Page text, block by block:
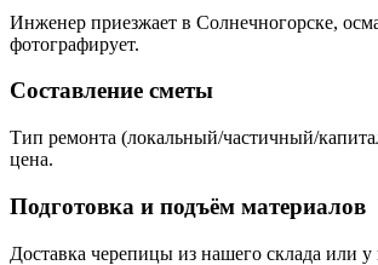
Инженер приезжает в Солнечногорске,
фотографирует.
Составление сметы
Тип ремонта (локальный/частичный/
цена.
Подготовка и подъём материалов
Доставка черепицы из нашего склада или у